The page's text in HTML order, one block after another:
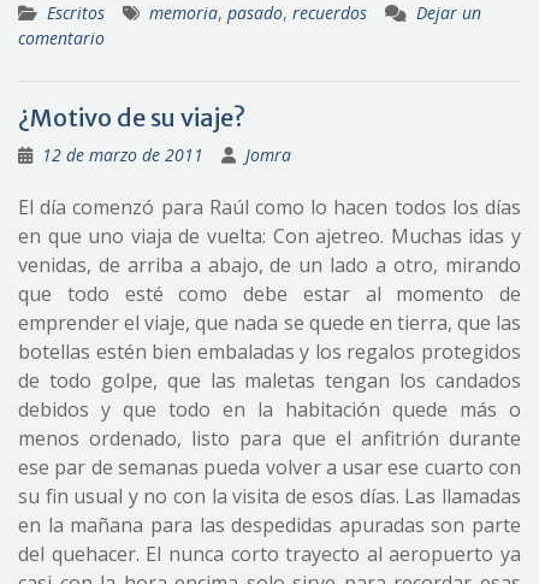
Escritos memoria, pasado, recuerdos
Dejar un
comentario
¿Motivo de su viaje?
12 de marzo de 2011 Jomra
El día comenzó para Raúl como lo hacen todos los días
en que uno viaja de vuelta: Con ajetreo. Muchas idas y
venidas, de arriba a abajo, de un lado a otro, mirando
que todo esté como debe estar al momento de
emprender el viaje, que nada se quede en tierra, que las
botellas estén bien embaladas y los regalos protegidos
de todo golpe, que las maletas tengan los candados
debidos y que todo en la habitación quede más o
menos ordenado, listo para que el anfitrión durante
ese par de semanas pueda volver a usar ese cuarto con
su fin usual y no con la visita de esos días. Las llamadas
en la mañana para las despedidas apuradas son parte
del quehacer. El nunca corto trayecto al aeropuerto ya